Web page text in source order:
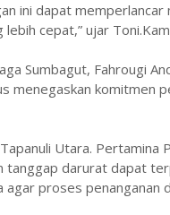
ini dapat
cepat,” ujar
Sumbagut, Fahrougi
menegaskan komitmen
Utara. Pertamina
tanggap darurat dapat
proses penanganan